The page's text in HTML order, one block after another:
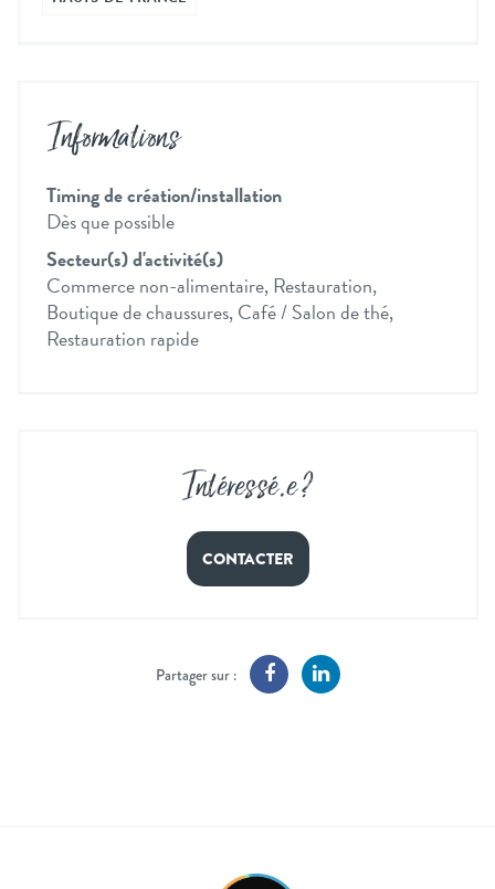
Informations
Timing de création/installation
Dès que possible
Secteur(s) d'activité(s)
Commerce non-alimentaire, Restauration,
Boutique de chaussures, Café / Salon de thé,
Restauration rapide
Intéressé.e ?
CONTACTER
Partager sur :